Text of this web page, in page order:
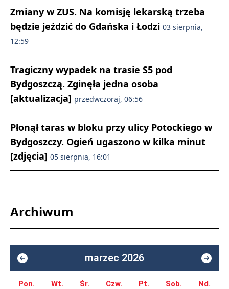
Zmiany w ZUS. Na komisję lekarską trzeba
będzie jeździć do Gdańska i Łodzi 03 sierpnia,
12:59
Tragiczny wypadek na trasie S5 pod
Bydgoszczą. Zginęła jedna osoba
[aktualizacja] przedwczoraj, 06:56
Płonął taras w bloku przy ulicy Potockiego w
Bydgoszczy. Ogień ugaszono w kilka minut
[zdjęcia] 05 sierpnia, 16:01
Archiwum
marzec 2026
Pon. Wt. Śr. Czw. Pt. Sob. Nd.